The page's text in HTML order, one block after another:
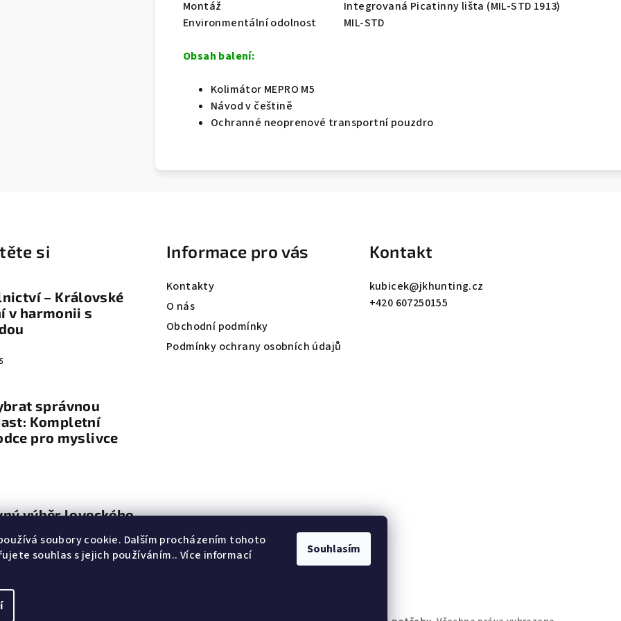
soubory cookie. Dalším procházením tohoto
souhlas s jejich používáním.. Více informací
Souhlasím
Montáž
Integrovaná Picatinny lišta (MIL-STD 1913)
Environmentální odolnost
MIL-STD
Obsah balení:
Kolimátor MEPRO M5
Návod v češtině
Ochranné neoprenové transportní pouzdro
si
– Královské
v harmonii s
správnou
Kompletní
pro myslivce
výběr loveckého
Informace pro vás
Kontakty
O nás
Obchodní podmínky
Podmínky ochrany osobních údajů
Kontakt
kubicek@jkhunting.cz
+420 607250155